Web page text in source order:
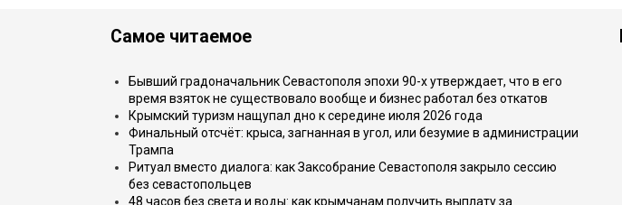
Самое читаемое
Бывший градоначальник Севастополя эпохи 90-х утверждает, что в его
время взяток не существовало вообще и бизнес работал без откатов
Крымский туризм нащупал дно к середине июля 2026 года
Финальный отсчёт: крыса, загнанная в угол, или безумие в администрации
Трампа
Ритуал вместо диалога: как Заксобрание Севастополя закрыло сессию
без севастопольцев
48 часов без света и воды: как крымчанам получить выплату за